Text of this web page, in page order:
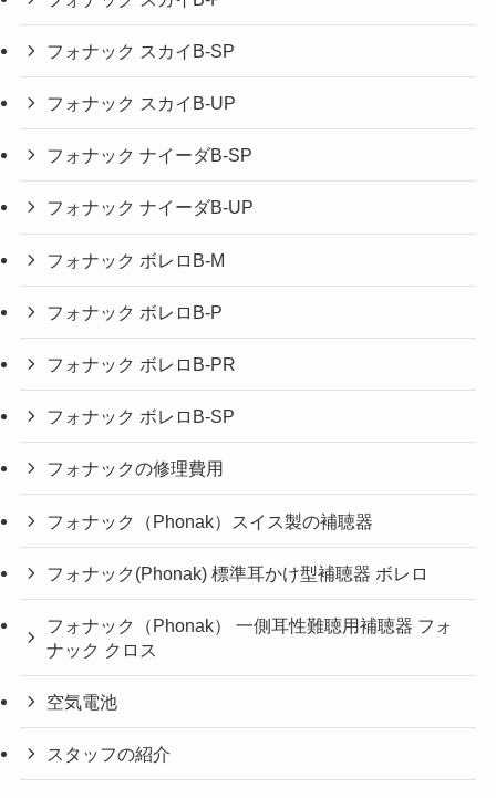
フォナック スカイB-SP
フォナック スカイB-UP
フォナック ナイーダB-SP
フォナック ナイーダB-UP
フォナック ボレロB-M
フォナック ボレロB-P
フォナック ボレロB-PR
フォナック ボレロB-SP
フォナックの修理費用
フォナック（Phonak）スイス製の補聴器
フォナック(Phonak) 標準耳かけ型補聴器 ボレロ
フォナック（Phonak） 一側耳性難聴用補聴器 フォ
ナック クロス
空気電池
スタッフの紹介